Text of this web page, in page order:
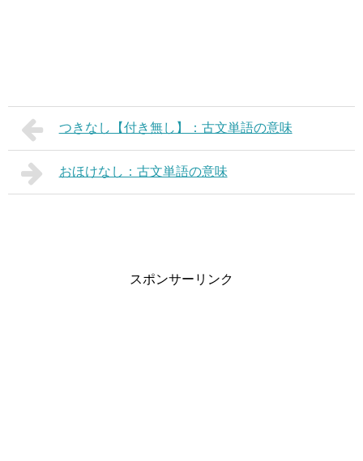
つきなし【付き無し】：古文単語の意味
おほけなし：古文単語の意味
スポンサーリンク